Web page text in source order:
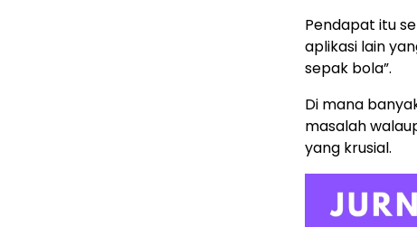
Pendapat itu
aplikasi lain
sepak bola”.
Di mana
masalah
yang krusial.